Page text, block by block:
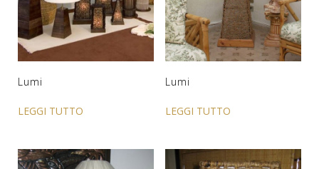
Lumi
LEGGI TUTTO
Lumi
LEGGI TUTTO